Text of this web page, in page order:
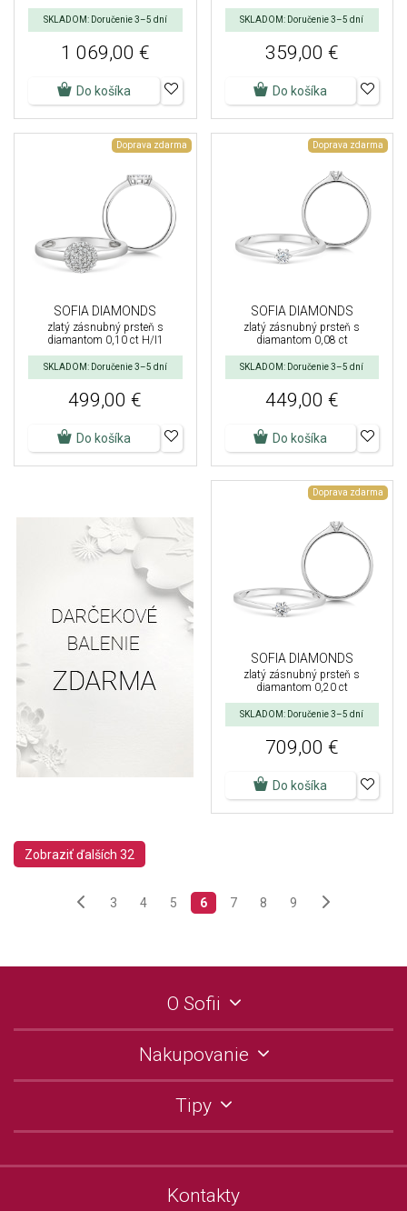
SKLADOM: Doručenie 3–5 dní
1 069,00 €
Do košíka
SKLADOM: Doručenie 3–5 dní
359,00 €
Do košíka
Doprava zdarma
SOFIA DIAMONDS
zlatý zásnubný prsteň s
diamantom 0,10 ct H/I1
SKLADOM: Doručenie 3–5 dní
499,00 €
Do košíka
Doprava zdarma
SOFIA DIAMONDS
zlatý zásnubný prsteň s
diamantom 0,08 ct
SKLADOM: Doručenie 3–5 dní
449,00 €
Do košíka
Doprava zdarma
SOFIA DIAMONDS
zlatý zásnubný prsteň s
diamantom 0,20 ct
SKLADOM: Doručenie 3–5 dní
709,00 €
Do košíka
Zobraziť ďalších 32
3 4 5 6 7 8 9
O Sofii
Nakupovanie
Tipy
Kontakty